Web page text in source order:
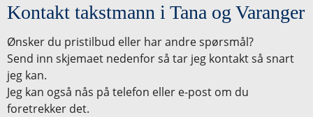
Kontakt takstmann i Tana og Varanger
Ønsker du pristilbud eller har andre spørsmål?
Send inn skjemaet nedenfor så tar jeg kontakt så snart
jeg kan.
Jeg kan også nås på telefon eller e-post om du
foretrekker det.